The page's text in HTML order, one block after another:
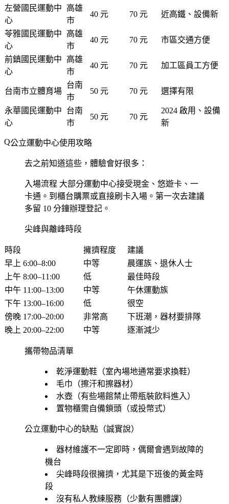
左營國民運動中
心
高雄
市
40 元 70 元 近高鐵、設備新
苓雅國民運動中
心
高雄
市
40 元 70 元 市區交通方便
前鎮國民運動中
心
高雄
市
40 元 70 元 加工區員工方便
台南市立體育場
台南
市
50 元 70 元 選擇有限
永華國民運動中
心
台南
市
50 元 70 元
2024 啟用、設備
新
公立運動中心使用攻略
去之前知道這些，體驗會好很多：
入場流程 大部分運動中心接受現金、悠遊卡、一
卡通。到櫃台購票或直接刷卡入場。第一次去建議
多留 10 分鐘辦理登記。
尖峰與離峰時段
時段 擁擠程度
建議
早上 6:00–8:00
中等
晨運族、退休人士
上午 8:00–11:00
低
最佳時段
中午 11:00–13:00
中等
午休運動族
下午 13:00–16:00
低
很空
傍晚 17:00–20:00
非常高
下班潮，器材要排隊
晚上 20:00–22:00
中等 逐漸減少
攜帶物品清單
乾淨運動鞋（室內場地通常要求換鞋）
毛巾（擦汗和擦器材）
水壺（有些場館禁止帶瓶裝飲料進入）
置物櫃需自備鎖頭（或投幣式）
公立運動中心的缺點（誠實說）
器材維護不一定即時，偶爾會遇到故障的
機台
尖峰時段很擁擠，尤其是下班後的黃金時
段
沒有私人教練服務（少數有團體課）